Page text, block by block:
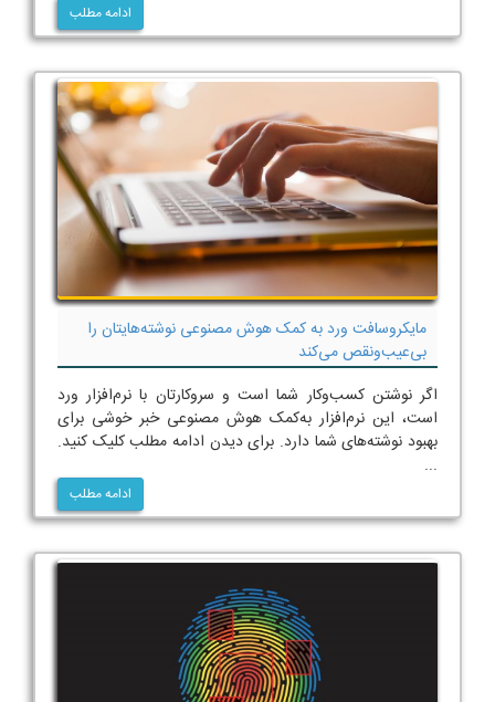
ادامه مطلب
مایکروسافت ورد به کمک هوش مصنوعی نوشته‌هایتان را
بی‌عیب‌ونقص می‌کند
اگر نوشتن کسب‌وکار شما است و سروکارتان با نرم‌افزار ورد
است، این نرم‌افزار به‌کمک هوش مصنوعی خبر خوشی برای
بهبود نوشته‌های شما دارد. برای دیدن ادامه مطلب کلیک کنید.
...
ادامه مطلب